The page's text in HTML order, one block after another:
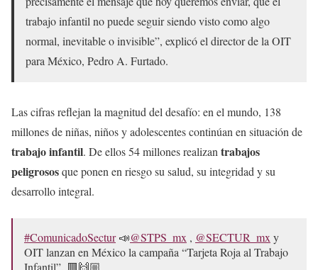
trabajo infantil no puede seguir siendo visto como algo
normal, inevitable o invisible”, explicó el director de la OIT
para México, Pedro A. Furtado.
Las cifras reflejan la magnitud del desafío: en el mundo, 138
millones de niñas, niños y adolescentes continúan en situación de
trabajo infantil. De ellos 54 millones realizan trabajos
peligrososque ponen en riesgo su salud, su integridad y su
desarrollo integral.
#ComunicadoSectur📣@STPS_mx , @SECTUR_mx y
OIT lanzan en México la campaña “Tarjeta Roja al Trabajo
Infantil”. 🟥🙌🏼